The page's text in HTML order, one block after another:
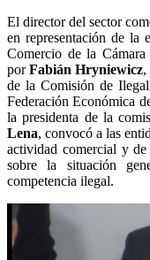
El director del sector
en representación de la
Comercio de la
porFabián Hryniewicz,
de la Comisión de
Federación Económica
la presidenta de la
Lena, convocó a las
actividad comercial y
sobre la situación
competencia ilegal.